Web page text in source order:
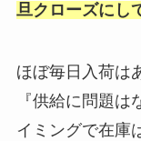
旦クローズにし
ほぼ毎日入荷は
『供給に問題
イミングで在庫